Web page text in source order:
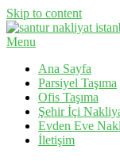
Skip to content
Santur
Menu
Ana Sayfa
Parsiyel Taşıma
Ofis Taşıma
Şehir İçi
Evden Eve
İletişim